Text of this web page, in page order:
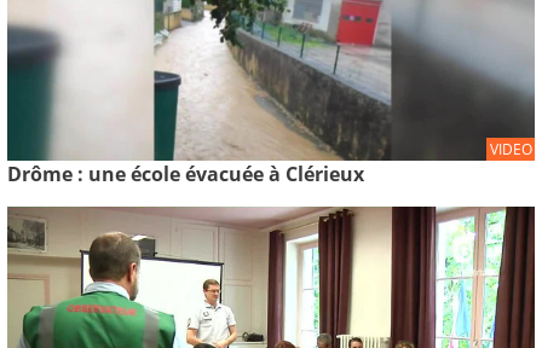
VIDEO
Drôme : une école évacuée à Clérieux